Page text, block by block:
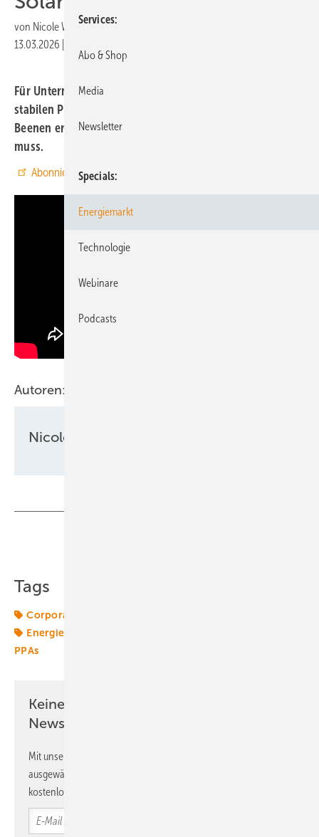
von Nicole Weinhold
13.03.2026
Für Unternehmen sind PPAs eine Chance, langfristig zu
stabilen Preisen Strom zu beziehen. Der PPA-Experte Nils
Beenen erklärt im Videointerview, was man beachten
muss.
Abonnieren Sie unseren Youtube-Channel.
Autoren:
Nicole Weinhold
Tags
Corporate PPA
Energiemärkte weltweit
PPAs
Keine Zeit? Kein Problem mit dem ERE
Newsletter!
Mit unserem Newsletter erhalten Sie regelmäßig von uns
ausgewählte Informationen und Neuigkeiten, gebündelt und
kostenlos direkt ins Postfach.
Services
Abo & Shop
Media
Newsletter
Specials
Energiemarkt
Technologie
Webinare
Podcasts